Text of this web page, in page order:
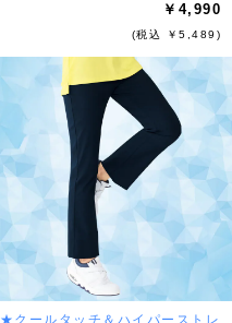
￥4,990
(税込 ￥5,489)
★クールタッチ＆ハイパーストレ